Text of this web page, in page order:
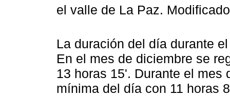
el valle de La Paz.
La duración del día durante
En el mes de diciembre se
13 horas 15'. Durante el mes
mínima del día con 11 horas